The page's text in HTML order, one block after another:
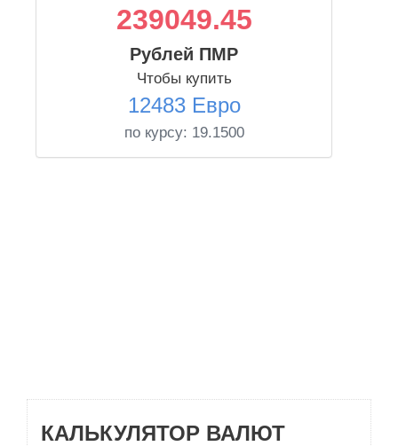
239049.45
Рублей ПМР
Чтобы купить
12483 Евро
по курсу: 19.1500
КАЛЬКУЛЯТОР ВАЛЮТ